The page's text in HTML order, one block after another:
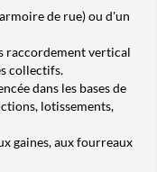
de rue) ou d'un
raccordement vertical
collectifs.
dans les bases de
lotissements,
gaines, aux fourreaux